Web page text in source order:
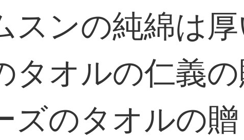
スンの純綿は
タオルの仁義
ズのタオルの